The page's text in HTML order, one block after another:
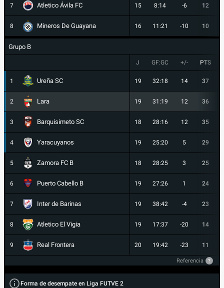
7 Atletico Ávila FC 15 8:14 -6 12
8 Mineros De Guayana 16 11:21 -10 10
Grupo B
J GF:GC +/- PTS
1 Ureña SC 19 32:18 14 37
2 Lara 19 31:19 12 36
3 Barquisimeto SC 18 28:16 12 35
4 Yaracuyanos 19 25:20 5 29
5 Zamora FC B 18 28:25 3 25
6 Puerto Cabello B 19 27:26 1 24
7 Inter de Barinas 19 38:42 -4 23
8 Atletico El Vigia 19 17:37 -20 14
9 Real Frontera 20 19:42 -23 11
Referencia ?
Forma de desempate en Liga FUTVE 2